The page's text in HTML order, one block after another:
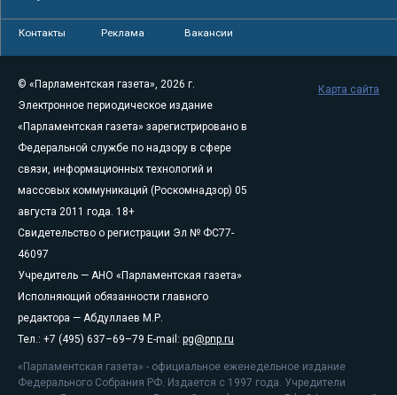
Контакты Реклама Вакансии
© «Парламентская газета», 2026 г.
Электронное периодическое издание
«Парламентская газета» зарегистрировано в
Федеральной службе по надзору в сфере
связи, информационных технологий и
массовых коммуникаций (Роскомнадзор) 05
августа 2011 года. 18+
Свидетельство о регистрации Эл № ФС77-
46097
Учредитель — АНО «Парламентская газета»
Исполняющий обязанности главного
редактора — Абдуллаев М.Р.
Тел.: +7 (495) 637–69–79 E-mail: pg@pnp.ru
«Парламентская газета» - официальное еженедельное издание
Федерального Собрания РФ. Издается с 1997 года. Учредители
Карта сайта